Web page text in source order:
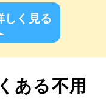
しく見る
ある不用